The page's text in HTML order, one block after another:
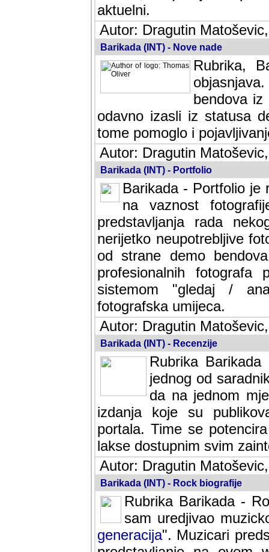
aktuelni.
Autor: Dragutin
Barikada (INT) - Nove nade
Rubrika,
bendova
odavno izasli iz statusa
tome pomoglo i
Autor: Dragutin
Barikada (INT) - Portfolio
Barikada - Portfolio je
na vaznost
predstavljanja rada
nerijetko neupotrebljive
od strane demo
profesionalnih fotografa
sistemom "gledaj /
fotografska umijeca.
Autor: Dragutin
Barikada (INT) - Recenzije
Rubrika
jednog od
da na jednom
izdanja koje su
portala. Time se
lakse dostupnim svim
Autor: Dragutin
Barikada (INT) - Rock biografije
Rubrika Barikada -
sam uredjivao
generacija". Muzicari